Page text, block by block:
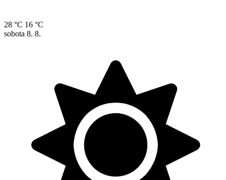
28 °C 16 °C
sobota 8. 8.